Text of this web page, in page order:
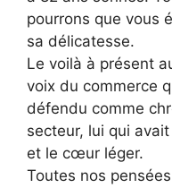
pourrons que vous
sa délicatesse.
Le voilà à présent
voix du commerce
défendu comme
secteur, lui qui avait
et le cœur léger.
Toutes nos